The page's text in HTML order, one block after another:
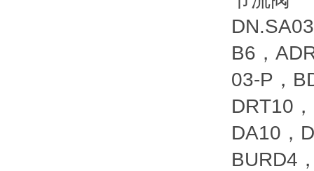
B6，
03-P，
DRT10
DA10，
BURD4